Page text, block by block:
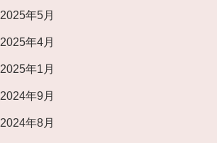
2025年5月
2025年4月
2025年1月
2024年9月
2024年8月